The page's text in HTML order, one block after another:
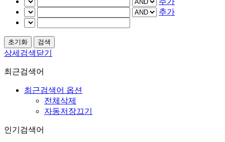
추가
상세검색닫기
최근검색어
최근검색어 옵션
전체삭제
자동저장끄기
인기검색어